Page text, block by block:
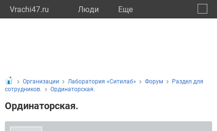
Vrachi47.ru Люди Eще
Организации Лаборатория «Ситилаб» Форум
Раздел для
сотрудников.
Ординаторская.
Ординаторская.